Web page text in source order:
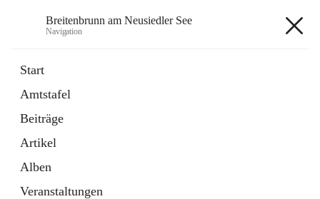
Breitenbrunn am Neusiedler See
Navigation
Start
Amtstafel
Beiträge
Artikel
Alben
Veranstaltungen
18 Schnellzugriffe
Gemeindeservice